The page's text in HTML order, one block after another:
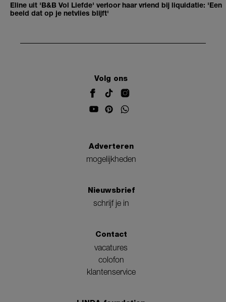
Eline uit 'B&B Vol Liefde' verloor haar vriend bij liquidatie: 'Een
beeld dat op je netvlies blijft'
Volg ons
Adverteren
mogelijkheden
Nieuwsbrief
schrijf je in
Contact
vacatures
colofon
klantenservice